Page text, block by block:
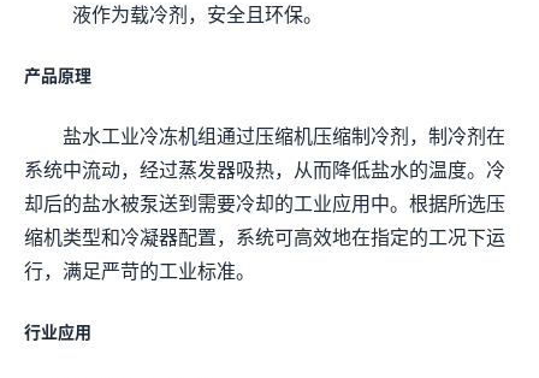
液作为载冷剂，安全且环保。
产品原理
盐水工业冷冻机组通过压缩机压缩制冷剂，制冷剂在
系统中流动，经过蒸发器吸热，从而降低盐水的温度。冷
却后的盐水被泵送到需要冷却的工业应用中。根据所选压
缩机类型和冷凝器配置，系统可高效地在指定的工况下运
行，满足严苛的工业标准。
行业应用